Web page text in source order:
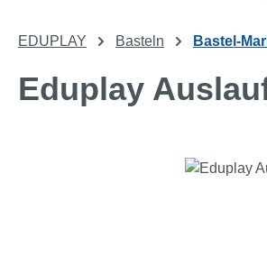
EDUPLAY Basteln Bastel-
Eduplay